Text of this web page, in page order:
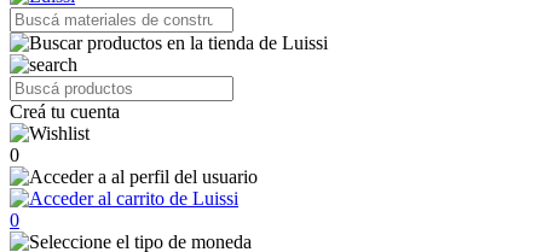
Creá tu cuenta
0
0